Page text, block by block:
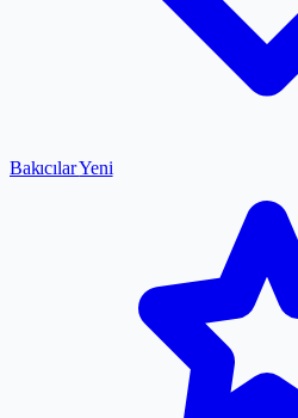
BakıcılarYeni